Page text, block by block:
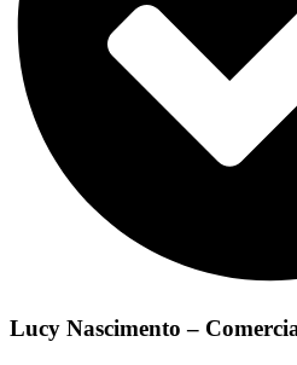
Lucy Nascimento –